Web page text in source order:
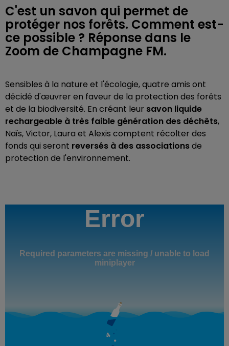
C'est un savon qui permet de
protéger nos forêts. Comment est-
ce possible ? Réponse dans le
Zoom de Champagne FM.
Sensibles à la nature et l'écologie, quatre amis ont
décidé d'œuvrer en faveur de la protection des forêts
et de la biodiversité. En créant leur savon liquide
rechargeable à très faible génération des déchêts,
Naïs, Victor, Laura et Alexis comptent récolter des
fonds qui seront reversés à des associationsde
protection de l'environnement.